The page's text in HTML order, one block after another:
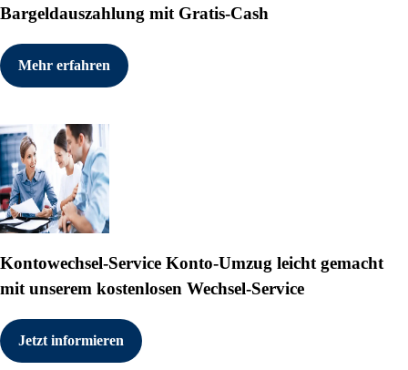
Bargeldauszahlung mit Gratis-Cash
Mehr erfahren
Kontowechsel-Service Konto-Umzug leicht gemacht
mit unserem kostenlosen Wechsel-Service
Jetzt informieren